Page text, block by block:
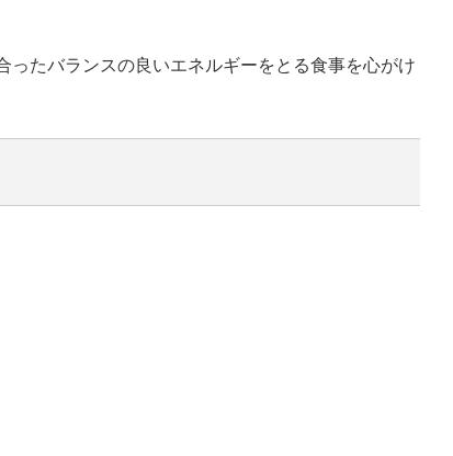
たバランスの良いエネルギーをとる食事を心がけ